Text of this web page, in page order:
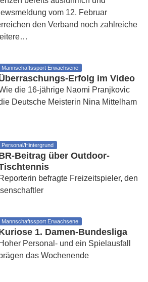
vom 12. Februar
den Verband noch zahlreiche
Mannschaftssport Erwachsene
Erfolg im Video
die 16-jährige Naomi Pranjkovic
Deutsche Meisterin Nina Mittelham
Personal/Hintergrund
Beitrag über Outdoor-
Reporterin befragte Freizeitspieler, den
Mannschaftssport Erwachsene
1. Damen-Bundesliga
Hoher Personal- und ein Spielausfall
das Wochenende